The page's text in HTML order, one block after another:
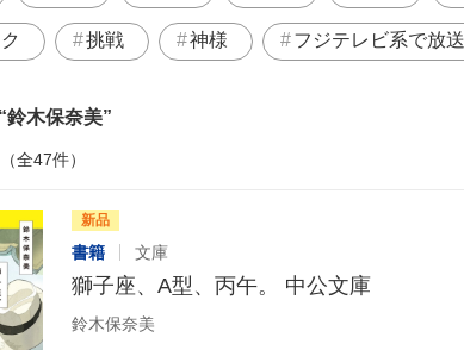
挑戦 神様 フジテレビ系で放送
鈴木保奈美
全47件）
新品
書籍 文庫
獅子座、A型、丙午。 中公文庫
鈴木保奈美